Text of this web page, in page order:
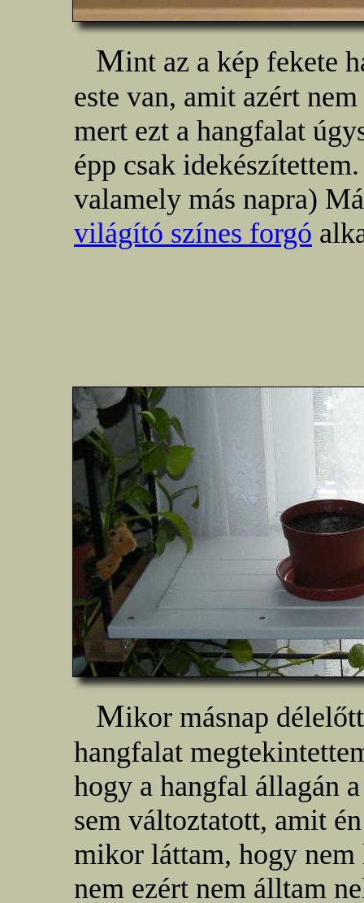
Mint az a kép fekete
este van, amit azért
mert ezt a hangfalat
épp csak
valamely más napra)
világító színes forgó
Mikor másnap
hangfalat
hogy a hangfal állagán
sem változtatott, amit
mikor láttam, hogy nem
nem ezért nem álltam